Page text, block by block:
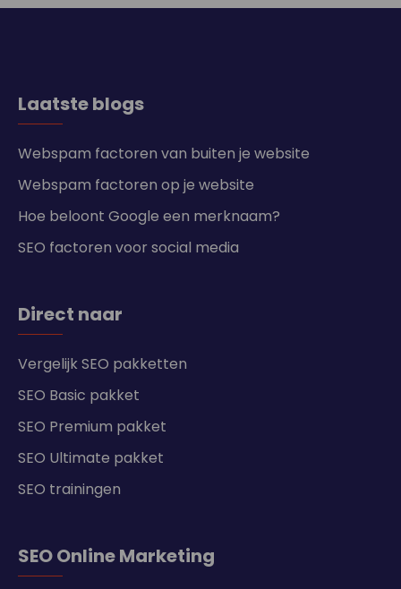
Laatste blogs
Webspam factoren van buiten je website
Webspam factoren op je website
Hoe beloont Google een merknaam?
SEO factoren voor social media
Direct naar
Vergelijk SEO pakketten
SEO Basic pakket
SEO Premium pakket
SEO Ultimate pakket
SEO trainingen
SEO Online Marketing